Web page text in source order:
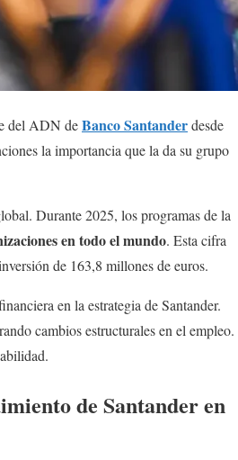
del ADN deBanco Santanderdesde
la importancia que la da su grupo
Durante 2025, los programas de la
en todo el mundo. Esta cifra
de 163,8 millones de euros.
en la estrategia de Santander.
cambios estructurales en el empleo.
de Santander en